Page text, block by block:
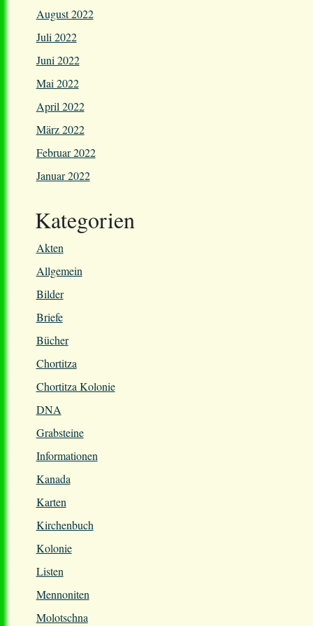
August 2022
Juli 2022
Juni 2022
Mai 2022
April 2022
März 2022
Februar 2022
Januar 2022
Kategorien
Akten
Allgemein
Bilder
Briefe
Bücher
Chortitza
Chortitza Kolonie
DNA
Grabsteine
Informationen
Kanada
Karten
Kirchenbuch
Kolonie
Listen
Mennoniten
Molotschna